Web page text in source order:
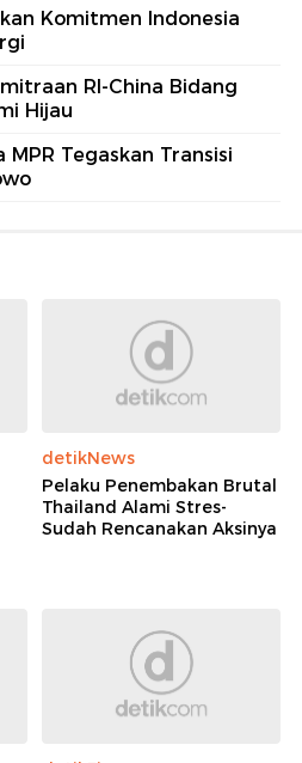
Komitmen Indonesia
RI-China Bidang
Hijau
MPR Tegaskan Transisi
detikNews
Pelaku Penembakan Brutal
Thailand Alami Stres-
Sudah Rencanakan Aksinya